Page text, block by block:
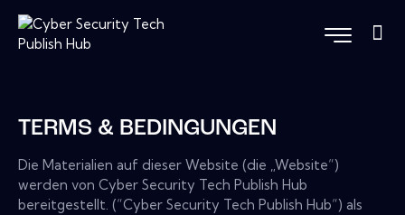
TERMS & BEDINGUNGEN
Die Materialien auf dieser Website (die „Website“)
werden von Cyber Security Tech Publish Hub
bereitgestellt. (“Cyber Security Tech Publish Hub“) als